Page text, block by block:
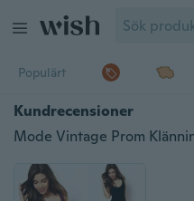
Populärt
Kundrecensioner